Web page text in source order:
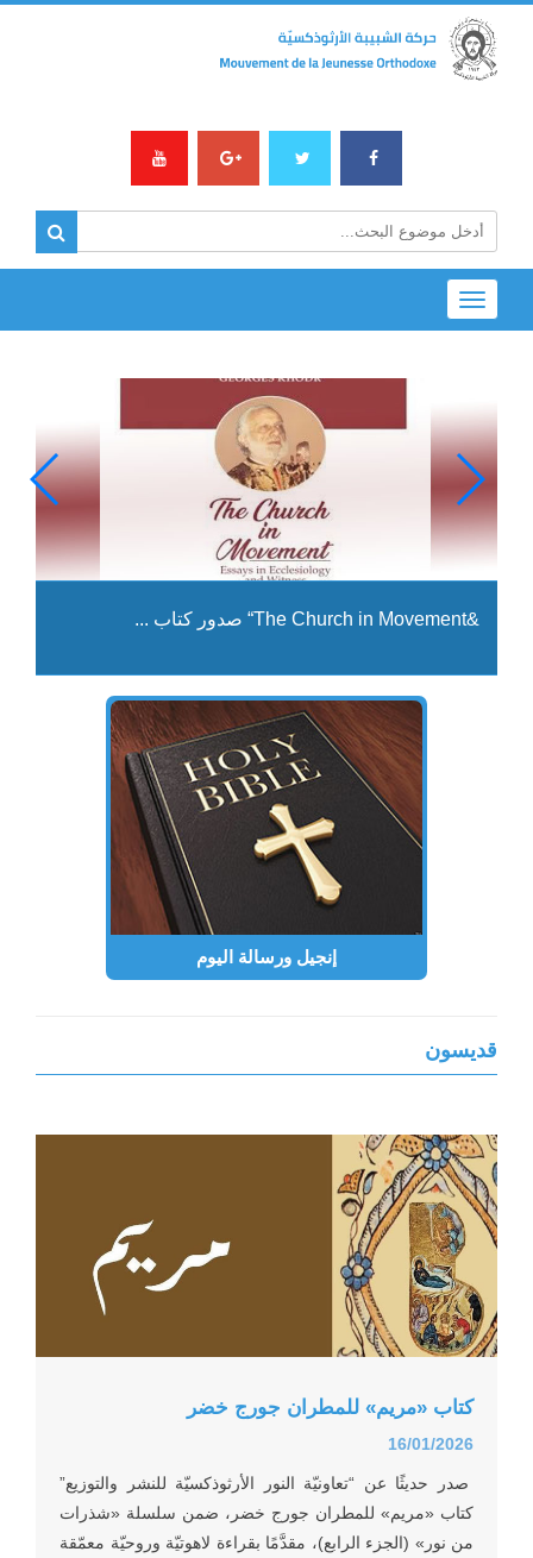
Toggle
navigation
... نشيد: “أقبل النور”
... فيديو مميّز مستوحى من مقال كوستي بندلي ب
... الله الغائب الحاضر في الضيقات
... صدور كتاب “The Church in Movement&
... صدور كتاب جديد عن افتتاحيّات الأب إلياس
... كتاب «مريم» للمطران جورج خضر
... موقع الكترونيّ لمجلّة النور
... ورشة عمل لمركز الجنوب في زحلة حول موضوع
... فيديو وجداني عن إكتشاف كتب كوستي بندلي
... نشيد: “أقبل النور”
... فيديو مميّز مستوحى من مقال كوستي بندلي ب
إخترنا لكم
إنجيل ورسالة اليوم
قديسون
كتاب «مريم» للمطران جورج خضر
16/01/2026
صدر حديثًا عن “تعاونيّة النور الأرثوذكسيّة للنشر والتوزيع”
كتاب «مريم» للمطران جورج خضر، ضمن سلسلة «شذرات
من نور» (الجزء الرابع)، مقدَّمًا بقراءة لاهوتيّة وروحيّة معمّقة